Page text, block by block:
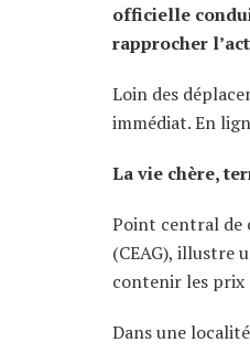
officielle
rapprocher
Loin des
immédiat. En
La vie chère,
Point central de
(CEAG), illustre
contenir les prix
Dans une